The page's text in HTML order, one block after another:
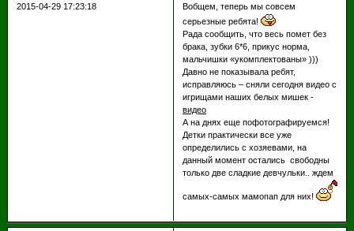
2015-04-29 17:23:18
Вобщем, теперь мы совсем
серьезные ребята!
Рада сообщить, что весь помет без
брака, зубки 6*6, прикус норма,
мальчишки «укомплектованы» )))
Давно не показывала ребят,
исправляюсь – сняли сегодня видео с
игрищами наших белых мишек -
видео
А на днях еще пофотографируемся!
Детки практически все уже
определились с хозяевами, на
данный момент остались свободны
только две сладкие девчульки.. ждем
самых-самых мамопап для них!